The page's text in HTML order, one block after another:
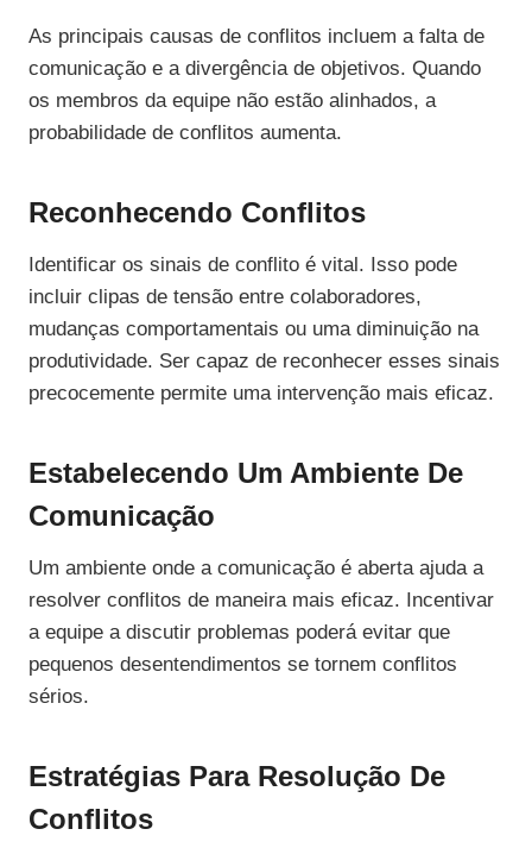
As principais causas de conflitos incluem a falta de
comunicação e a divergência de objetivos. Quando
os membros da equipe não estão alinhados, a
probabilidade de conflitos aumenta.
Reconhecendo Conflitos
Identificar os sinais de conflito é vital. Isso pode
incluir clipas de tensão entre colaboradores,
mudanças comportamentais ou uma diminuição na
produtividade. Ser capaz de reconhecer esses sinais
precocemente permite uma intervenção mais eficaz.
Estabelecendo Um Ambiente De
Comunicação
Um ambiente onde a comunicação é aberta ajuda a
resolver conflitos de maneira mais eficaz. Incentivar
a equipe a discutir problemas poderá evitar que
pequenos desentendimentos se tornem conflitos
sérios.
Estratégias Para Resolução De
Conflitos